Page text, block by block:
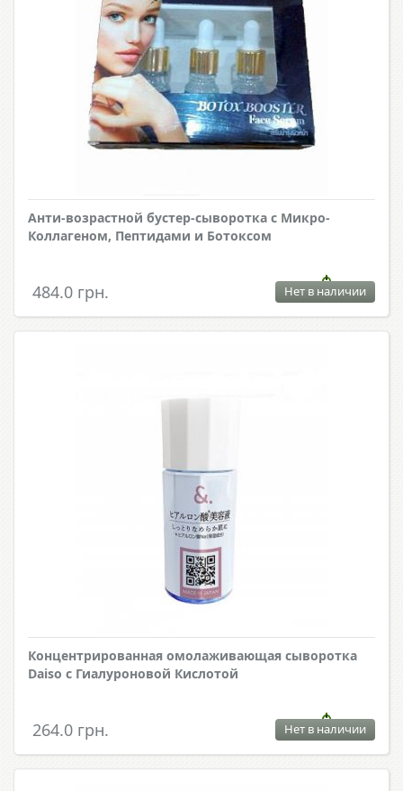
Анти-возрастной бустер-сыворотка с Микро-
Коллагеном, Пептидами и Ботоксом
484.0 грн. Нет в наличии
Концентрированная омолаживающая сыворотка
Daiso с Гиалуроновой Кислотой
264.0 грн. Нет в наличии